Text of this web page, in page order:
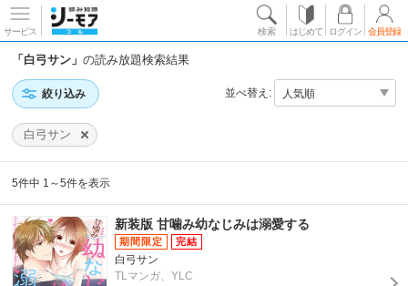
サービス 検索 はじめて ログイン 会員登録
「白弓サン」の読み放題検索結果
絞り込み 並べ替え:
白弓サン
5件中 1～5件を表示
新装版 甘噛み幼なじみは溺愛する
白弓サン
TLマンガ、YLC